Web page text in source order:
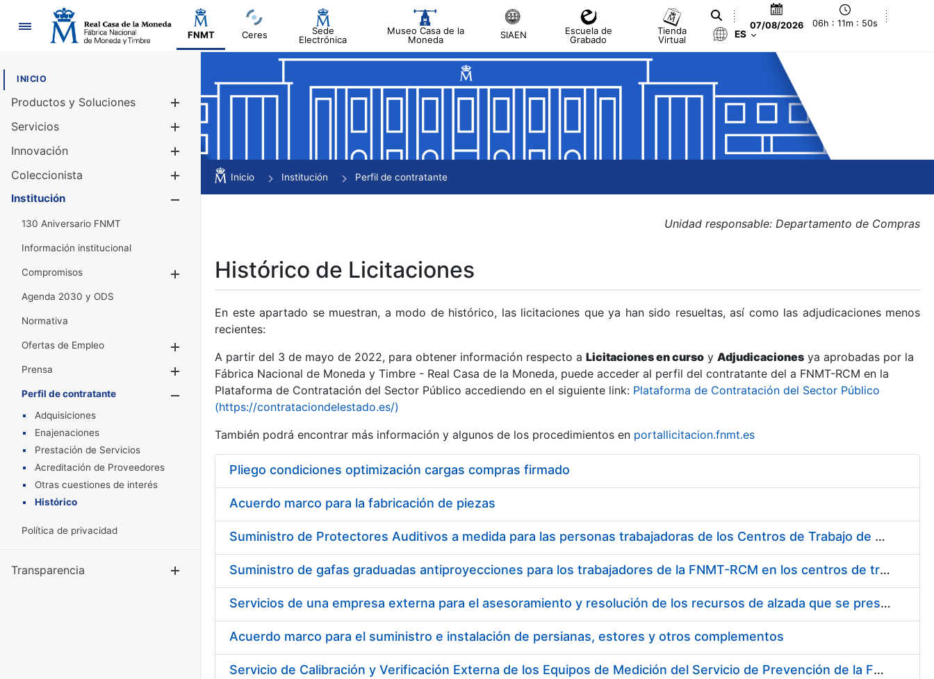
Navegación
FNMT Ceres
Sede
Electrónica
Museo Casa de la
Moneda
SIAEN
Escuela de
Grabado
Tienda
Virtual
07/08/2026 06h : 11m : 51s
ES
INICIO
Productos y Soluciones
Mostrar/Ocultar
Servicios
Innovación
Coleccionista
Mostrar/Ocultar
Institución
130 Aniversario FNMT
Información institucional
Compromisos
Mostrar/Ocultar
Agenda 2030 y ODS
Normativa
Ofertas de Empleo
Prensa
Mostrar/Ocultar
Perfil de contratante
Mostrar/Ocultar
Adquisiciones
Enajenaciones
Prestación de Servicios
Acreditación de Proveedores
Otras cuestiones de interés
Histórico
Política de privacidad
Transparencia Mostrar/Ocultar
Inicio Institución Perfil de contratante
Unidad responsable: Departamento de Compras
Histórico de Licitaciones
En este apartado se muestran, a modo de histórico, las licitaciones que ya han sido resueltas, así como las adjudicaciones menos
recientes:
A partir del 3 de mayo de 2022, para obtener información respecto a Licitaciones en curso y Adjudicaciones ya aprobadas por la
Fábrica Nacional de Moneda y Timbre - Real Casa de la Moneda, puede acceder al perfil del contratante del a FNMT-RCM en la
Plataforma de Contratación del Sector Público accediendo en el siguiente link: Plataforma de Contratación del Sector Público
(https://contrataciondelestado.es/)
También podrá encontrar más información y algunos de los procedimientos en portallicitacion.fnmt.es
Pliego condiciones optimización cargas compras firmado
Acuerdo marco para la fabricación de piezas
Suministro de Protectores Auditivos a medida para las personas trabajadoras de los Centros de Trabajo de Madrid y Burgos
Suministro de gafas graduadas antiproyecciones para los trabajadores de la FNMT-RCM en los centros de trabajo de Madrid y Burgos
Servicios de una empresa externa para el asesoramiento y resolución de los recursos de alzada que se presentan relacionados con procesos de selección para la FNMT-RCM
Acuerdo marco para el suministro e instalación de persianas, estores y otros complementos
Servicio de Calibración y Verificación Externa de los Equipos de Medición del Servicio de Prevención de la FNMT-RCM